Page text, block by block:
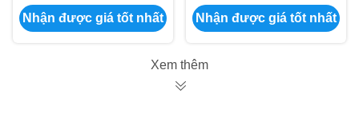
Blades và năng
Nhận được giá tốt nhất
Led
Nhận được giá tốt nhất
Xem thêm